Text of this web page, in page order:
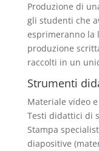
Produzione di
gli studenti che
esprimeranno la
produzione
raccolti in un
Strumenti
Materiale video
Testi didattici di
Stampa
diapositive